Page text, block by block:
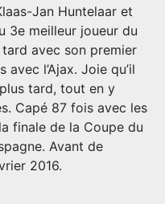
Jan Huntelaar et
3e meilleur joueur du
avec son premier
l’Ajax. Joie qu’il
tard, tout en y
Capé 87 fois avec les
finale de la Coupe du
Avant de
2016.